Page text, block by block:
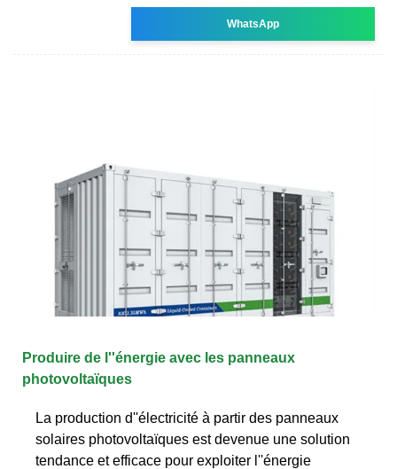
WhatsApp
Produire de l''énergie avec les panneaux
photovoltaïques
La production d''électricité à partir des panneaux
solaires photovoltaïques est devenue une solution
tendance et efficace pour exploiter l''énergie